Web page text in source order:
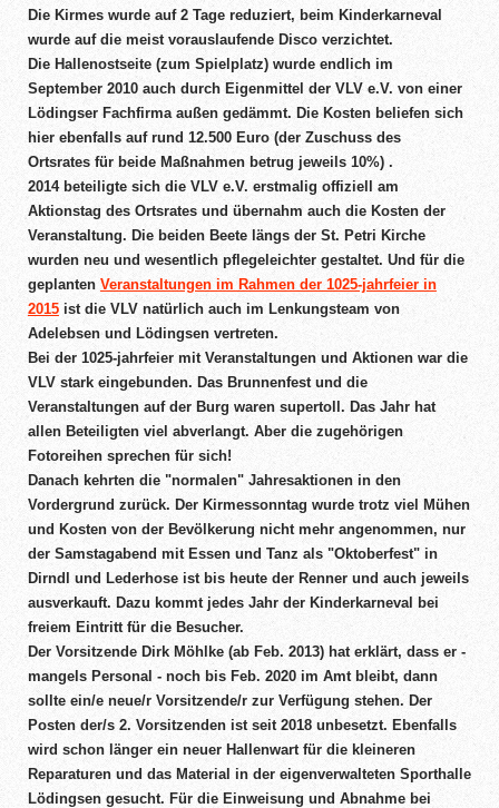
Die Kirmes wurde auf 2 Tage reduziert, beim Kinderkarneval
wurde auf die meist vorauslaufende Disco verzichtet.
Die Hallenostseite (zum Spielplatz) wurde endlich im
September 2010 auch durch Eigenmittel der VLV e.V. von einer
Lödingser Fachfirma außen gedämmt. Die Kosten beliefen sich
hier ebenfalls auf rund 12.500 Euro (der Zuschuss des
Ortsrates für beide Maßnahmen betrug jeweils 10%) .
2014 beteiligte sich die VLV e.V. erstmalig offiziell am
Aktionstag des Ortsrates und übernahm auch die Kosten der
Veranstaltung. Die beiden Beete längs der St. Petri Kirche
wurden neu und wesentlich pflegeleichter gestaltet. Und für die
geplanten Veranstaltungen im Rahmen der 1025-jahrfeier in
2015ist die VLV natürlich auch im Lenkungsteam von
Adelebsen und Lödingsen vertreten.
Bei der 1025-jahrfeier mit Veranstaltungen und Aktionen war die
VLV stark eingebunden. Das Brunnenfest und die
Veranstaltungen auf der Burg waren supertoll. Das Jahr hat
allen Beteiligten viel abverlangt. Aber die zugehörigen
Fotoreihen sprechen für sich!
Danach kehrten die "normalen" Jahresaktionen in den
Vordergrund zurück. Der Kirmessonntag wurde trotz viel Mühen
und Kosten von der Bevölkerung nicht mehr angenommen, nur
der Samstagabend mit Essen und Tanz als "Oktoberfest" in
Dirndl und Lederhose ist bis heute der Renner und auch jeweils
ausverkauft. Dazu kommt jedes Jahr der Kinderkarneval bei
freiem Eintritt für die Besucher.
Der Vorsitzende Dirk Möhlke (ab Feb. 2013) hat erklärt, dass er -
mangels Personal - noch bis Feb. 2020 im Amt bleibt, dann
sollte ein/e neue/r Vorsitzende/r zur Verfügung stehen. Der
Posten der/s 2. Vorsitzenden ist seit 2018 unbesetzt. Ebenfalls
wird schon länger ein neuer Hallenwart für die kleineren
Reparaturen und das Material in der eigenverwalteten Sporthalle
Lödingsen gesucht. Für die Einweisung und Abnahme bei